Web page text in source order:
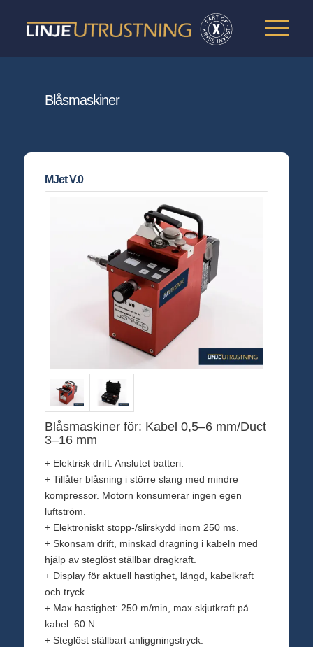
Blåsmaskiner
MJet V.0
Blåsmaskiner för: Kabel 0,5–6 mm/Duct
3–16 mm
+ Elektrisk drift. Anslutet batteri.
+ Tillåter blåsning i större slang med mindre
kompressor. Motorn konsumerar ingen egen
luftström.
+ Elektroniskt stopp-/slirskydd inom 250 ms.
+ Skonsam drift, minskad dragning i kabeln med
hjälp av steglöst ställbar dragkraft.
+ Display för aktuell hastighet, längd, kabelkraft
och tryck.
+ Max hastighet: 250 m/min, max skjutkraft på
kabel: 60 N.
+ Steglöst ställbart anliggningstryck.